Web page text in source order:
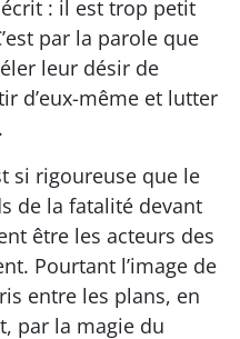
: il est trop petit
par la parole que
leur désir de
d’eux-même et lutter
si rigoureuse que le
de la fatalité devant
être les acteurs des
Pourtant l’image de
entre les plans, en
par la magie du